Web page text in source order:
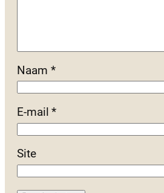
Naam *
E-mail*
Site